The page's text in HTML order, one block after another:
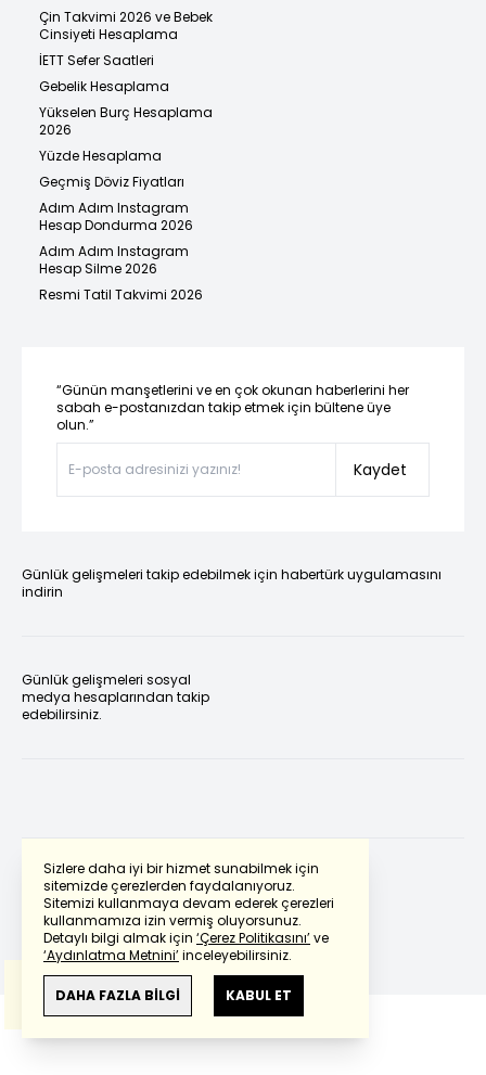
Sizlere daha iyi bir hizmet sunabilmek için
sitemizde çerezlerden faydalanıyoruz.
Sitemizi kullanmaya devam ederek çerezleri
kullanmamıza izin vermiş oluyorsunuz.
Detaylı bilgi almak için ‘Çerez Politikasını’ve
‘Aydınlatma Metnini’inceleyebilirsiniz.
DAHA FAZLA BİLGİ KABUL ET
Çin Takvimi 2026 ve Bebek
Cinsiyeti Hesaplama
İETT Sefer Saatleri
Gebelik Hesaplama
Yükselen Burç Hesaplama
2026
Yüzde Hesaplama
Geçmiş Döviz Fiyatları
Adım Adım Instagram
Hesap Dondurma 2026
Adım Adım Instagram
Hesap Silme 2026
Resmi Tatil Takvimi 2026
“Günün manşetlerini ve en çok okunan haberlerini her
sabah e-postanızdan takip etmek için bültene üye
olun.”
Kaydet
Günlük gelişmeleri takip edebilmek için habertürk uygulamasını
indirin
Günlük gelişmeleri sosyal
medya hesaplarından takip
edebilirsiniz.
Powered by Translate
Bu çevirideGoogle Transletekullanılmıştır.
Anlam ve çeviri hatalarından
haberturk.com
sorumlu değildir.